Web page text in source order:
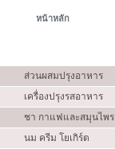
หน้าหลัก
ส่วนผสมปรุงอาหาร
เครื่องปรุงรสอาหาร
ชา กาแฟและสมุนไพร
นม ครีม โยเกิร์ต